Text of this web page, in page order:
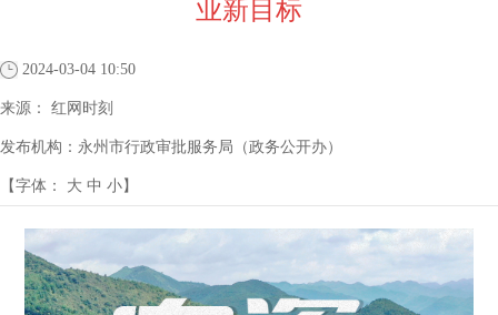
业新目标
2024-03-04 10:50
来源： 红网时刻
发布机构： 永州市行政审批服务局（政务公开办）
【字体： 大 中 小】